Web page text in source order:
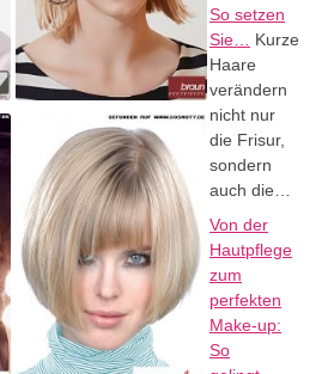
So setzen
Sie…
Kurze
Haare
verändern
nicht nur
die Frisur,
sondern
auch die…
Von der
Hautpflege
zum
perfekten
Make-up:
So